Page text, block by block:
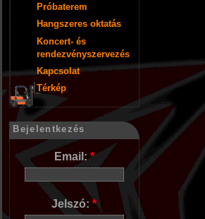
Próbaterem
Hangszeres oktatás
Koncert- és
rendezvényszervezés
Kapcsolat
Térkép
Bejelentkezés
Email:*
Jelszó:*